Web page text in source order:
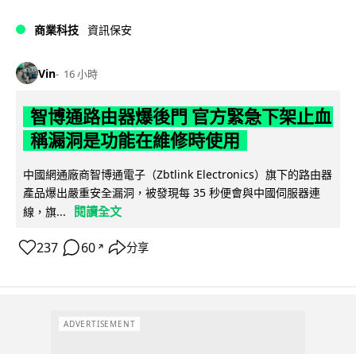
商業科技 資訊保安
Vin 16 小時
智博通路由器爆後門 官方緊急下架止血
稱漏洞是功能在維修時使用
中國網通廠商智博通電子（Zbtlink Electronics）旗下的路由器
產品爆出嚴重安全漏洞，被發現每 35 秒便會與中國伺服器連
線，旗...
閱讀全文
237 60 ↗ 分享
ADVERTISEMENT